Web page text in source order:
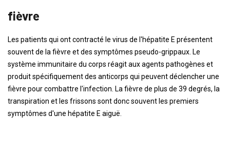
fièvre
Les patients qui ont contracté le virus de l'hépatite E présentent
souvent de la fièvre et des symptômes pseudo-grippaux. Le
système immunitaire du corps réagit aux agents pathogènes et
produit spécifiquement des anticorps qui peuvent déclencher une
fièvre pour combattre l'infection. La fièvre de plus de 39 degrés, la
transpiration et les frissons sont donc souvent les premiers
symptômes d'une hépatite E aiguë.